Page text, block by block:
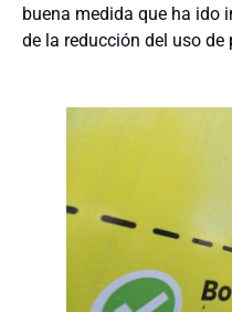
buena medida que ha ido
de la reducción del uso